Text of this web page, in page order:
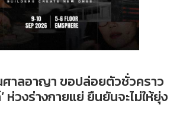
ศาลอาญา ขอปล่อยตัวชั่วคราว
ห่วงร่างกายแย่ ยืนยันจะไม่ให้ยุ่ง